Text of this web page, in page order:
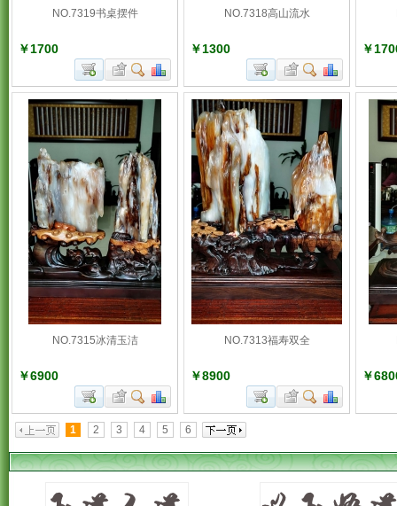
NO.7319书桌摆件
￥1700
NO.7318高山流水
￥1300 ￥
NO.7315冰清玉洁
￥6900
NO.7313福寿双全
￥8900 ￥
1 2 3 4 5 6